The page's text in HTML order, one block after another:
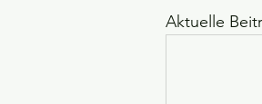
Aktuelle